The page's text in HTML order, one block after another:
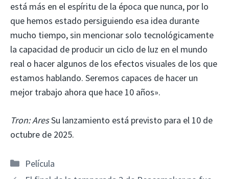
está más en el espíritu de la época que nunca, por lo
que hemos estado persiguiendo esa idea durante
mucho tiempo, sin mencionar solo tecnológicamente
la capacidad de producir un ciclo de luz en el mundo
real o hacer algunos de los efectos visuales de los que
estamos hablando. Seremos capaces de hacer un
mejor trabajo ahora que hace 10 años».
Tron: AresSu lanzamiento está previsto para el 10 de
octubre de 2025.
Categorías
Película